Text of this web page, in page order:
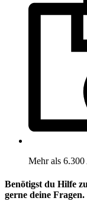
Mehr als
Benötigst du Hilfe
gerne deine Fragen.